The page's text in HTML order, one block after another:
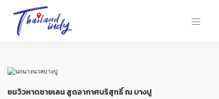
ชมวิวหาดชายเลน สูดอากาศบริสุทธิ์ ณ บางปู